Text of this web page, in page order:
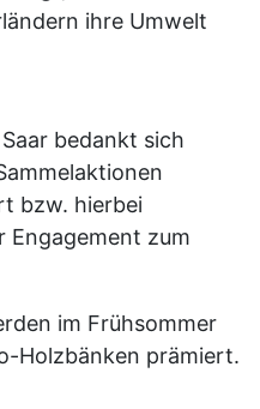
ihre Umwelt
bedankt sich
bzw. hierbei
Engagement zum
im Frühsommer
Holzbänken prämiert.